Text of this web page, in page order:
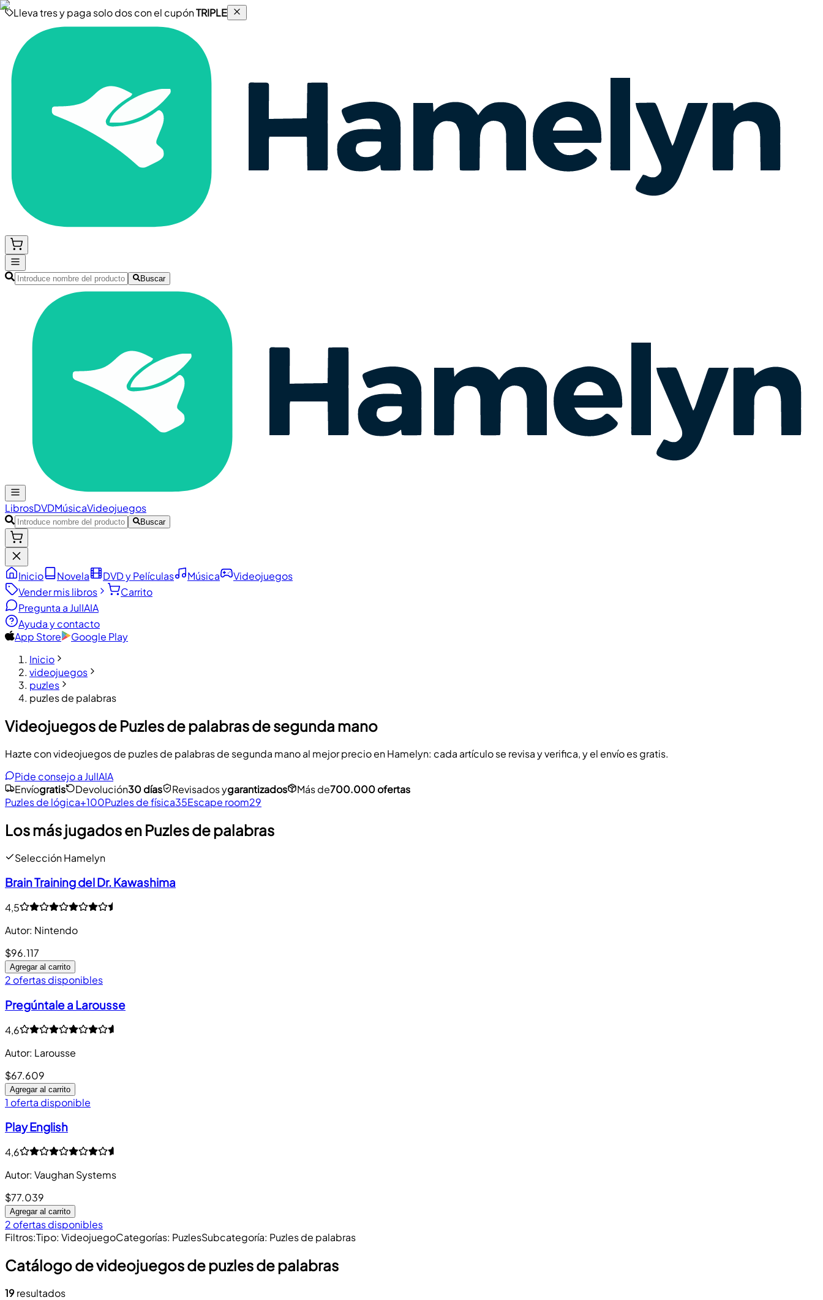
Lleva tres y paga solo dos con el cupónTRIPLE
Buscar
LibrosDVDMúsicaVideojuegos
Buscar
Inicio Novela DVD y Películas Música
Videojuegos
Vender mis libros
Carrito
Pregunta a JulIAIA
Ayuda y contacto
App Store
Google Play
Inicio
videojuegos
puzles
puzles de palabras
Videojuegos de Puzles de palabras de segunda mano
Hazte con videojuegos de puzles de palabras de segunda mano al mejor precio en Hamelyn: cada artículo se revisa y verifica, y el envío es gratis.
Pide consejo a JulIAIA
Envíogratis Devolución30 días Revisados ygarantizados Más de700.000 ofertas
Puzles de lógica+100Puzles de física35Escape room29
Los más jugados en Puzles de palabras
Selección Hamelyn
Brain Training del Dr. Kawashima
4,5
Autor: Nintendo
$96.117
Agregar al carrito
2 ofertas disponibles
Pregúntale a Larousse
4,6
Autor: Larousse
$67.609
Agregar al carrito
1 oferta disponible
Play English
4,6
Autor: Vaughan Systems
$77.039
Agregar al carrito
2 ofertas disponibles
Filtros:Tipo: VideojuegoCategorías: PuzlesSubcategoría: Puzles de palabras
Catálogo de videojuegos de puzles de palabras
19resultados